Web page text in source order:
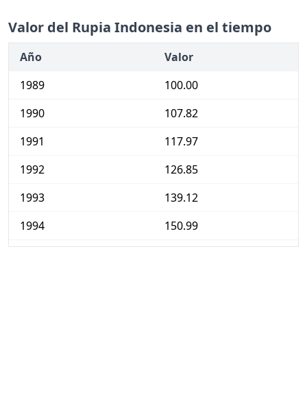
Valor del Rupia Indonesia en el tiempo
Año
Valor
1989
100.00
1990
107.82
1991
117.97
1992
126.85
1993
139.12
1994
150.99